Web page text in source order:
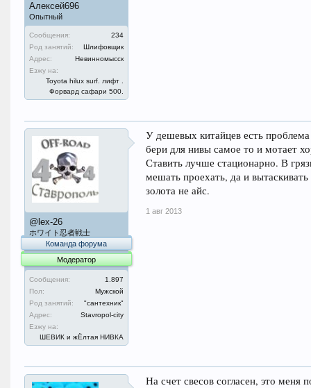
Алексей696
Опытный
Сообщения:
234
Род занятий:
Шлифовщик
Адрес:
Невинномысск
Езжу на:
Toyota hilux surf. лифт .
Форвард сафари 500.
@lex-26
ホワイト忍者戦士
Команда форума
Модератор
Сообщения:
1.897
Пол:
Мужской
Род занятий:
"сантехник"
Адрес:
Stavropol-city
Езжу на:
ШЕВИК и жЁлтая НИВКА
У дешевых китайцев есть
бери для нивы самое то и мотает
Ставить лучше стационарно. В
мешать проехать, да и
золота не айс.
1 авг 2013
На счет свесов согласен, это меня